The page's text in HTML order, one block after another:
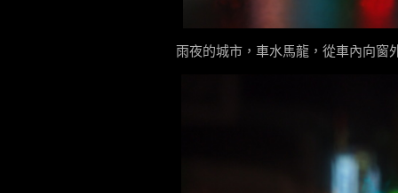
雨夜的城市，車水馬龍，從車內向窗